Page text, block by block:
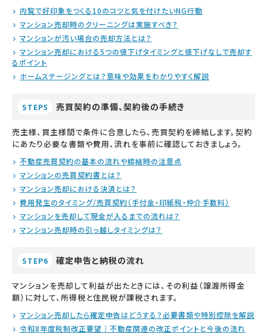
内覧で好印象をつくる10のコツと気を付けたいNG行動
マンション売却時のクリーニングは実施すべき？
マンションが汚い場合の売却方法とは？
マンション売却における5つの値下げタイミングと値下げなしで売却す
るポイント
ホームステージングとは？意味や効果をわかりやすく解説
STEP5 売買契約の準備、契約後の手続き
売主様、買主様間で条件に合意したら、売買契約を締結します。契約
にあたり必要な書類や費用、流れを事前に確認しておきましょう。
不動産売買契約の基本の流れや締結時の注意点
マンションの売買契約書とは？
マンション売却における決済とは？
費用発生のタイミング/売買契約（手付金・印紙税・仲介手数料）
マンションを売却して現金が入るまでの流れは？
マンション売却時の引っ越しタイミングは？
STEP6 確定申告と納税の流れ
マンションを売却して利益が出たときには、その利益（譲渡所得金
額）に対して、所得税と住民税が課税されます。
マンション売却したら確定申告はどうする？必要書類や特別控除を解説
令和8年度税制改正要望｜不動産関連の改正ポイントと今後の流れ